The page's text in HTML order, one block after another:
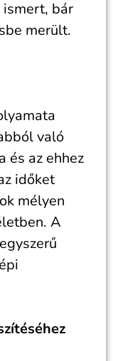
ismert, bár
merült.
való
és az ehhez
időket
mélyen
A